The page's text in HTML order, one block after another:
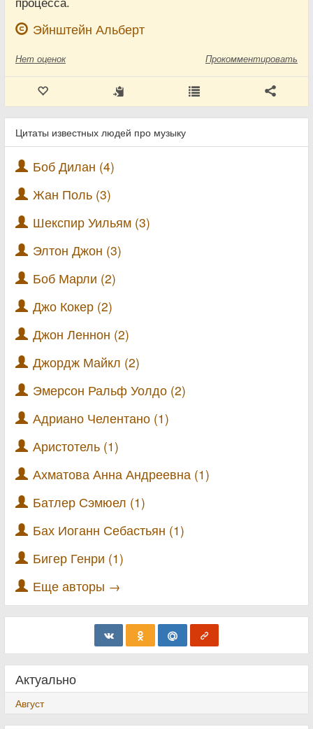
Эйнштейн Альберт
Нет оценок Прокомментировать
Цитаты известных людей про музыку
Боб Дилан (4)
Жан Поль (3)
Шекспир Уильям (3)
Элтон Джон (3)
Боб Марли (2)
Джо Кокер (2)
Джон Леннон (2)
Джордж Майкл (2)
Эмерсон Ральф Уолдо (2)
Адриано Челентано (1)
Аристотель (1)
Ахматова Анна Андреевна (1)
Батлер Сэмюел (1)
Бах Иоганн Себастьян (1)
Бигер Генри (1)
Еще авторы →
Актуально
Август